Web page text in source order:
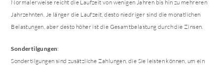
Normalerweise reicht die Laufzeit von wenigen Jahren bis hin zu mehreren
Jahrzehnten. Je länger die Laufzeit, desto niedriger sind die monatlichen
Belastungen, aber desto höher ist die Gesamtbelastung durch die Zinsen.
Sondertilgungen:
Sondertilgungen sind zusätzliche Zahlungen, die Sie leisten können, um ein